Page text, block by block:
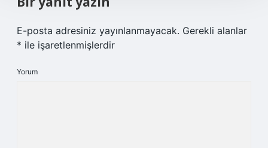
E-posta adresiniz yayınlanmayacak. Gerekli alanlar
* ile işaretlenmişlerdir
Yorum